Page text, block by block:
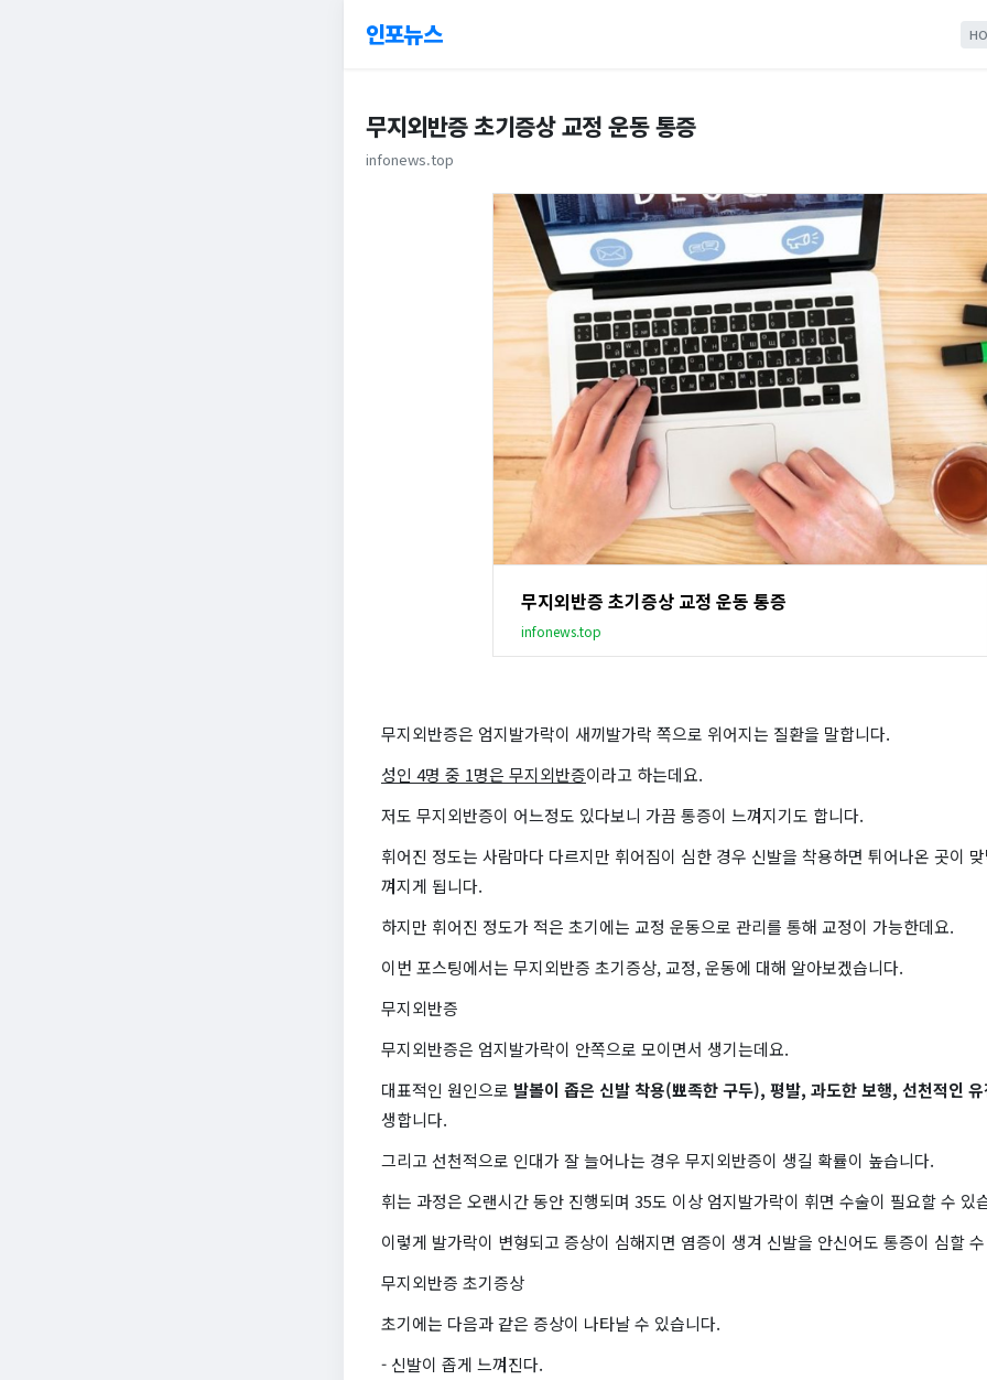
인포뉴스
무지외반증 초기증상 교정 운동 통증
infonews.top
무지외반증 초기증상 교정 운동 통증
infonews.top
무지외반증은 엄지발가락이 새끼발가락 쪽으로 위어지는 질환을 말합니다.
성인 4명 중 1명은 무지외반증이라고 하는데요.
저도 무지외반증이 어느정도 있다보니 가끔 통증이 느껴지기도 합니다.
휘어진 정도는 사람마다 다르지만 휘어짐이 심한 경우 신발을 착용하면 튀어나온 곳이
껴지게 됩니다.
하지만 휘어진 정도가 적은 초기에는 교정 운동으로 관리를 통해 교정이 가능한데요.
이번 포스팅에서는 무지외반증 초기증상, 교정, 운동에 대해 알아보겠습니다.
무지외반증
무지외반증은 엄지발가락이 안쪽으로 모이면서 생기는데요.
대표적인 원인으로 발볼이 좁은 신발 착용(뾰족한 구두), 평발, 과도한 보행, 선천적인 유
생합니다.
그리고 선천적으로 인대가 잘 늘어나는 경우 무지외반증이 생길 확률이 높습니다.
휘는 과정은 오랜시간 동안 진행되며 35도 이상 엄지발가락이 휘면 수술이 필요할 수 있
이렇게 발가락이 변형되고 증상이 심해지면 염증이 생겨 신발을 안신어도 통증이 심할
무지외반증 초기증상
초기에는 다음과 같은 증상이 나타날 수 있습니다.
- 신발이 좁게 느껴진다.